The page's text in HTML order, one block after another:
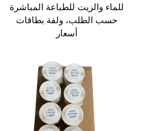
للماء والزيت للطباعة المباشرة
حسب الطلب، ولفة بطاقات
أسعار